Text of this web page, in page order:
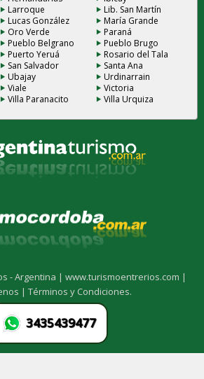
Larroque
Lib. San Martín
Lucas González
María Grande
Oro Verde
Paraná
Pueblo Belgrano
Pueblo Brugo
Puerto Yeruá
Rosario del Tala
San Salvador
Santa Ana
Ubajay
Urdinarrain
Viale
Victoria
Villa Paranacito
Villa Urquiza
- Argentina |www.turismoentrerios.com |
|Términos y Condiciones.
3435439477